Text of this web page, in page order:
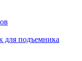
для подъемника